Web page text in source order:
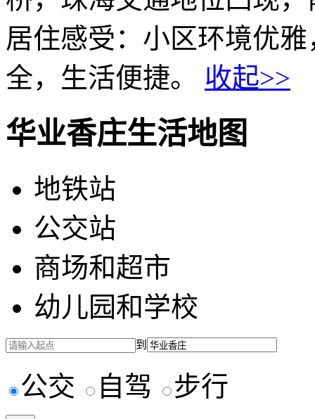
居住感受：小区环境优
全，生活便捷。 收起>>
华业香庄生活地图
地铁站
公交站
商场和超市
幼儿园和学校
到
公交 自驾 步行